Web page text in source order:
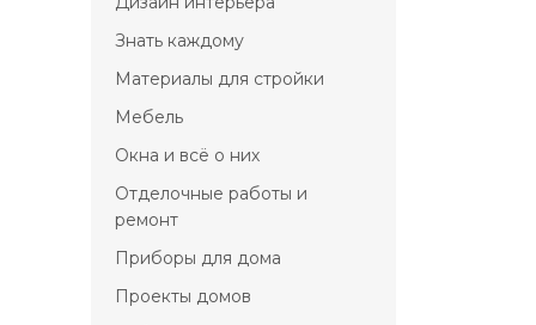
Знать каждому
Материалы для стройки
Мебель
Окна и всё о них
Отделочные работы и
ремонт
Приборы для дома
Проекты домов